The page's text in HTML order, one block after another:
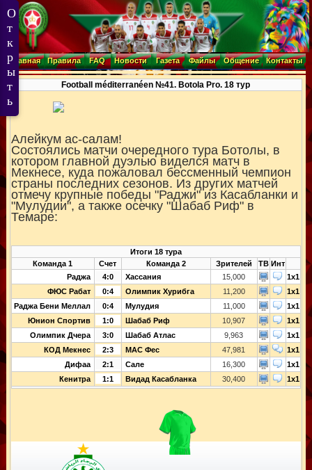
Главная Правила FAQ Новости Газета Файлы Общение Контакты
Football méditerranéen №41. Botola Pro. 18 тур
Алейкум ас-салам!
Состоялись матчи очередного тура Ботолы, в
котором главной дуэлью виделся матч в
Мекнесе, куда пожаловал бессменный чемпион
страны последних сезонов. Из других матчей
отмечу крупные победы "Раджи" из Касабланки и
"Мулудии", а также осечку "Шабаб Риф" в
Темаре:
Итоги 18 тура
Команда 1
Счет Команда 2 Зрителей ТВ Инт
Раджа
4:0 Хассания 15,000
1x1
ФЮС Рабат
0:4 Олимпик Хурибга 11,200
1x1
Раджа Бени Меллал
0:4 Мулудия 11,000
1x1
Юнион Спортив
1:0 Шабаб Риф 10,907
1x1
Олимпик Дчера
3:0 Шабаб Атлас 9,963
1x1
КОД Мекнес
2:3 МАС Фес 47,981
1x1
Дифаа
2:1 Сале 16,300
1x1
Кенитра
1:1 Видад Касабланка 30,400 1x1